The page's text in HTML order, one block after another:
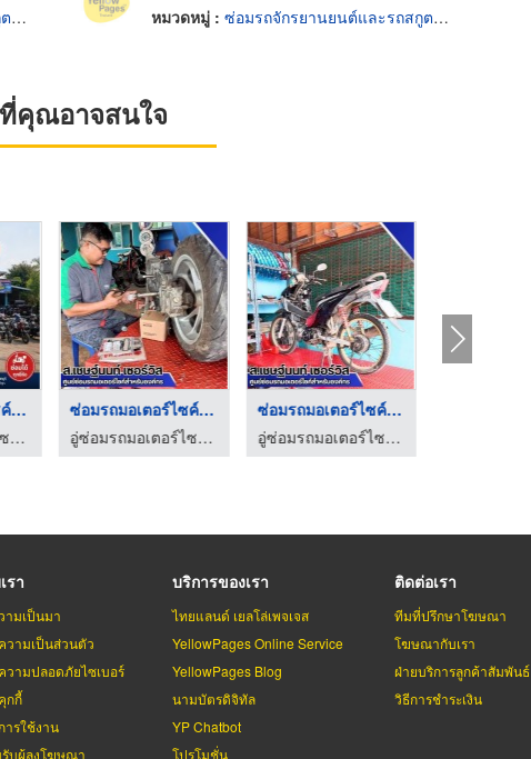
หมวดหมู่ : ซ่อมรถจักรยานยนต์และรถสกูตเตอร์
คุณอาจสนใจ
ซ่อมรถมอเตอร์ไซค์จำน ...
อู่ซ่อมรถมอเตอร์ไซค์สำหรับบริษัท - ส.เชษฐ์นนท์ เซอร์วิส
ซ่อมรถมอเตอร์ไซค์ นน ...
อู่ซ่อมรถมอเตอร์ไซค์สำหรับบริษัท - ส.เชษฐ์นนท์ เซอร์วิส
ซ่อมรถมอเตอร์ไซค์ fl ...
อู่ซ่อมรถมอเตอร์ไซค์สำหรับบริษัท - ส.เชษฐ์นนท์ เซอร์วิส
รา
ามเป็นมา
วามเป็นส่วนตัว
วามปลอดภัยไซเบอร์
กกี้
ารใช้งาน
รับผู้ลงโฆษณา
บริการของเรา
ไทยแลนด์ เยลโล่เพจเจส
YellowPages Online Service
YellowPages Blog
นามบัตรดิจิทัล
YP Chatbot
โปรโมชั่น
ติดต่อเรา
ทีมที่ปรึกษาโฆษณา
โฆษณากับเรา
ฝ่ายบริการลูกค้าสัมพันธ์
วิธีการชำระเงิน